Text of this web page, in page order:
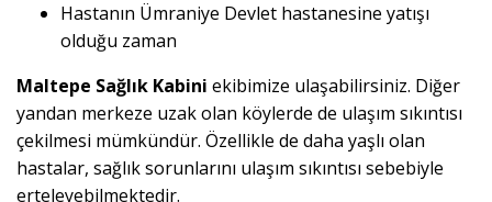
Hastanın Ümraniye Devlet hastanesine yatışı
olduğu zaman
Maltepe Sağlık Kabini ekibimize ulaşabilirsiniz. Diğer
yandan merkeze uzak olan köylerde de ulaşım sıkıntısı
çekilmesi mümkündür. Özellikle de daha yaşlı olan
hastalar, sağlık sorunlarını ulaşım sıkıntısı sebebiyle
erteleyebilmektedir.